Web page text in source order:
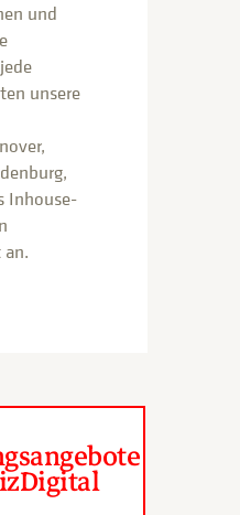
und
unsere
Inhouse-